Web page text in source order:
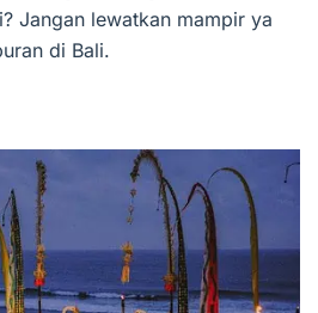
Jangan lewatkan mampir ya
di Bali.